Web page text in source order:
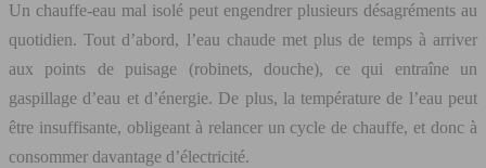
Un chauffe-eau mal isolé peut engendrer plusieurs désagréments au
quotidien. Tout d’abord, l’eau chaude met plus de temps à arriver
aux points de puisage (robinets, douche), ce qui entraîne un
gaspillage d’eau et d’énergie. De plus, la température de l’eau peut
être insuffisante, obligeant à relancer un cycle de chauffe, et donc à
consommer davantage d’électricité.